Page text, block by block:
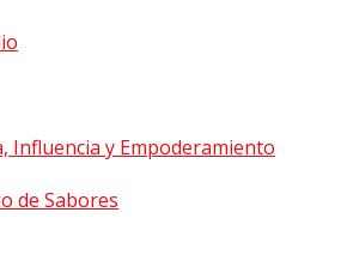
Influencia y Empoderamiento
de Sabores